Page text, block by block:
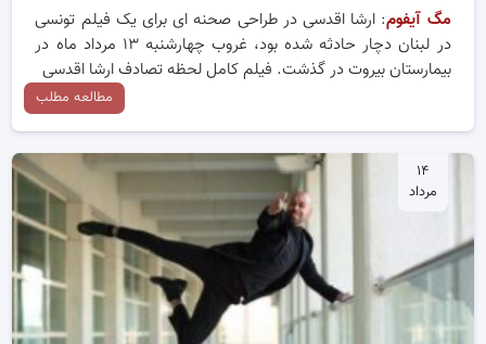
مگ آیفوم: ارشا اقدسی در طراحی صحنه ای برای یک فیلم تونسی
در لبنان دچار حادثه شده بود، غروب چهارشنبه ۱۳ مرداد ماه در
بیمارستان بیروت در گذشت. فیلم کامل لحظه تصادف ارشا اقدسی
مطالعه مطلب
۱۴
مرداد